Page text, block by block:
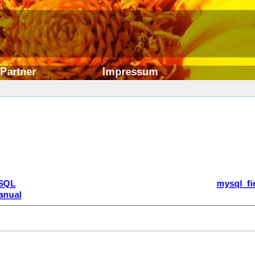
Partner Impressum